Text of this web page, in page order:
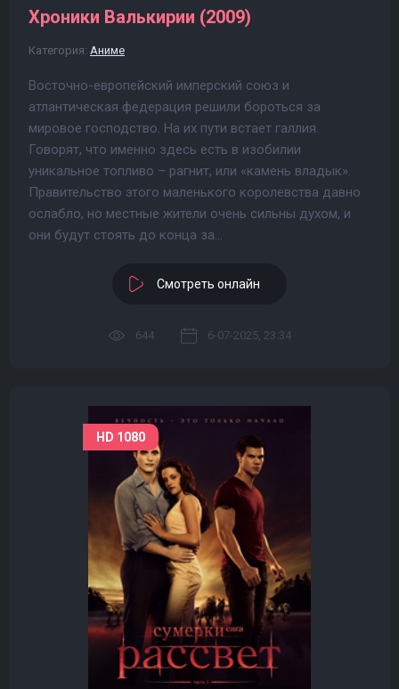
Хроники Валькирии (2009)
Категория: Аниме
Восточно-европейский имперский союз и
атлантическая федерация решили бороться за
мировое господство. На их пути встает галлия.
Говорят, что именно здесь есть в изобилии
уникальное топливо – рагнит, или «камень владык».
Правительство этого маленького королевства давно
ослабло, но местные жители очень сильны духом, и
они будут стоять до конца за...
Смотреть онлайн
644 6-07-2025, 23:34
HD 1080